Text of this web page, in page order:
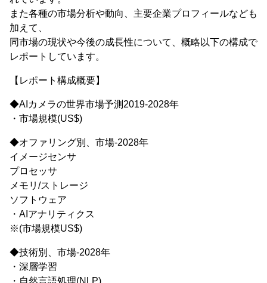
また各種の市場分析や動向、主要企業プロフィールなども
加えて、
同市場の現状や今後の成長性について、概略以下の構成で
レポートしています。
【レポート構成概要】
◆AIカメラの世界市場予測2019-2028年
・市場規模(US$)
◆オファリング別、市場-2028年
イメージセンサ
プロセッサ
メモリ/ストレージ
ソフトウェア
・AIアナリティクス
※(市場規模US$)
◆技術別、市場-2028年
・深層学習
・自然言語処理(NLP)